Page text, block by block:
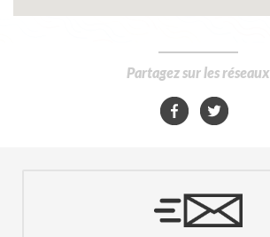
Partagez sur les réseaux